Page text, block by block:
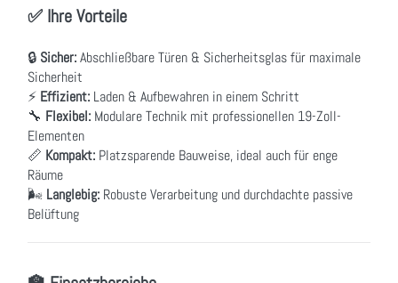
✅ Ihre Vorteile
🔒 Sicher:Abschließbare Türen & Sicherheitsglas für maximale
Sicherheit
⚡ Effizient: Laden & Aufbewahren in einem Schritt
🔧 Flexibel: Modulare Technik mit professionellen 19-Zoll-
Elementen
📏 Kompakt: Platzsparende Bauweise, ideal auch für enge
Räume
🌬 Langlebig: Robuste Verarbeitung und durchdachte passive
Belüftung